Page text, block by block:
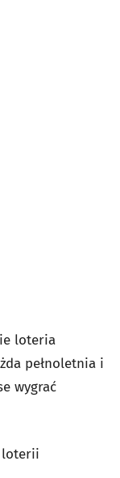
loteria
pełnoletnia i
wygrać
loterii